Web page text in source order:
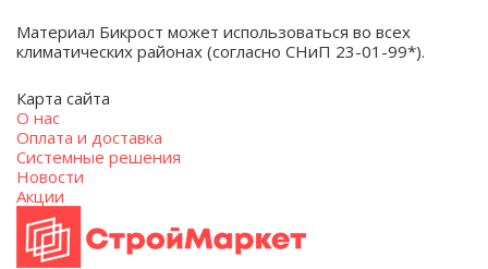
Материал Бикрост может использоваться во всех
климатических районах (согласно СНиП 23-01-99*).
Карта сайта
О нас
Оплата и доставка
Системные решения
Новости
Акции